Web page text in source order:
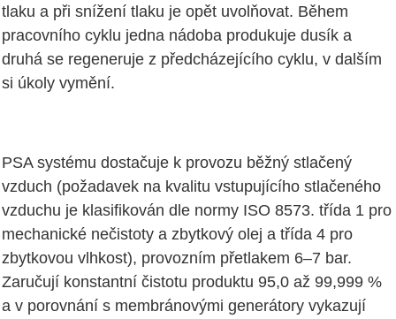
tlaku a při snížení tlaku je opět uvolňovat. Během
pracovního cyklu jedna nádoba produkuje dusík a
druhá se regeneruje z předcházejícího cyklu, v dalším
si úkoly vymění.
PSA systému dostačuje k provozu běžný stlačený
vzduch (požadavek na kvalitu vstupujícího stlačeného
vzduchu je klasifikován dle normy ISO 8573. třída 1 pro
mechanické nečistoty a zbytkový olej a třída 4 pro
zbytkovou vlhkost), provozním přetlakem 6–7 bar.
Zaručují konstantní čistotu produktu 95,0 až 99,999 %
a v porovnání s membránovými generátory vykazují